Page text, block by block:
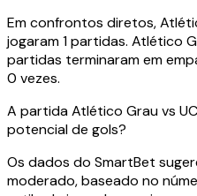
Em confrontos diretos,
jogaram 1 partidas. Atlético
partidas terminaram em
0 vezes.
A partida Atlético Grau vs
potencial de gols?
Os dados do SmartBet
moderado, baseado no